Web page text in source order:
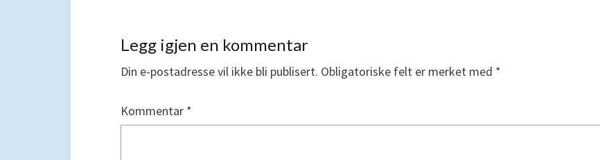
Legg igjen en kommentar
Din e-postadresse vil ikke bli publisert. Obligatoriske felt er merket med *
Kommentar *